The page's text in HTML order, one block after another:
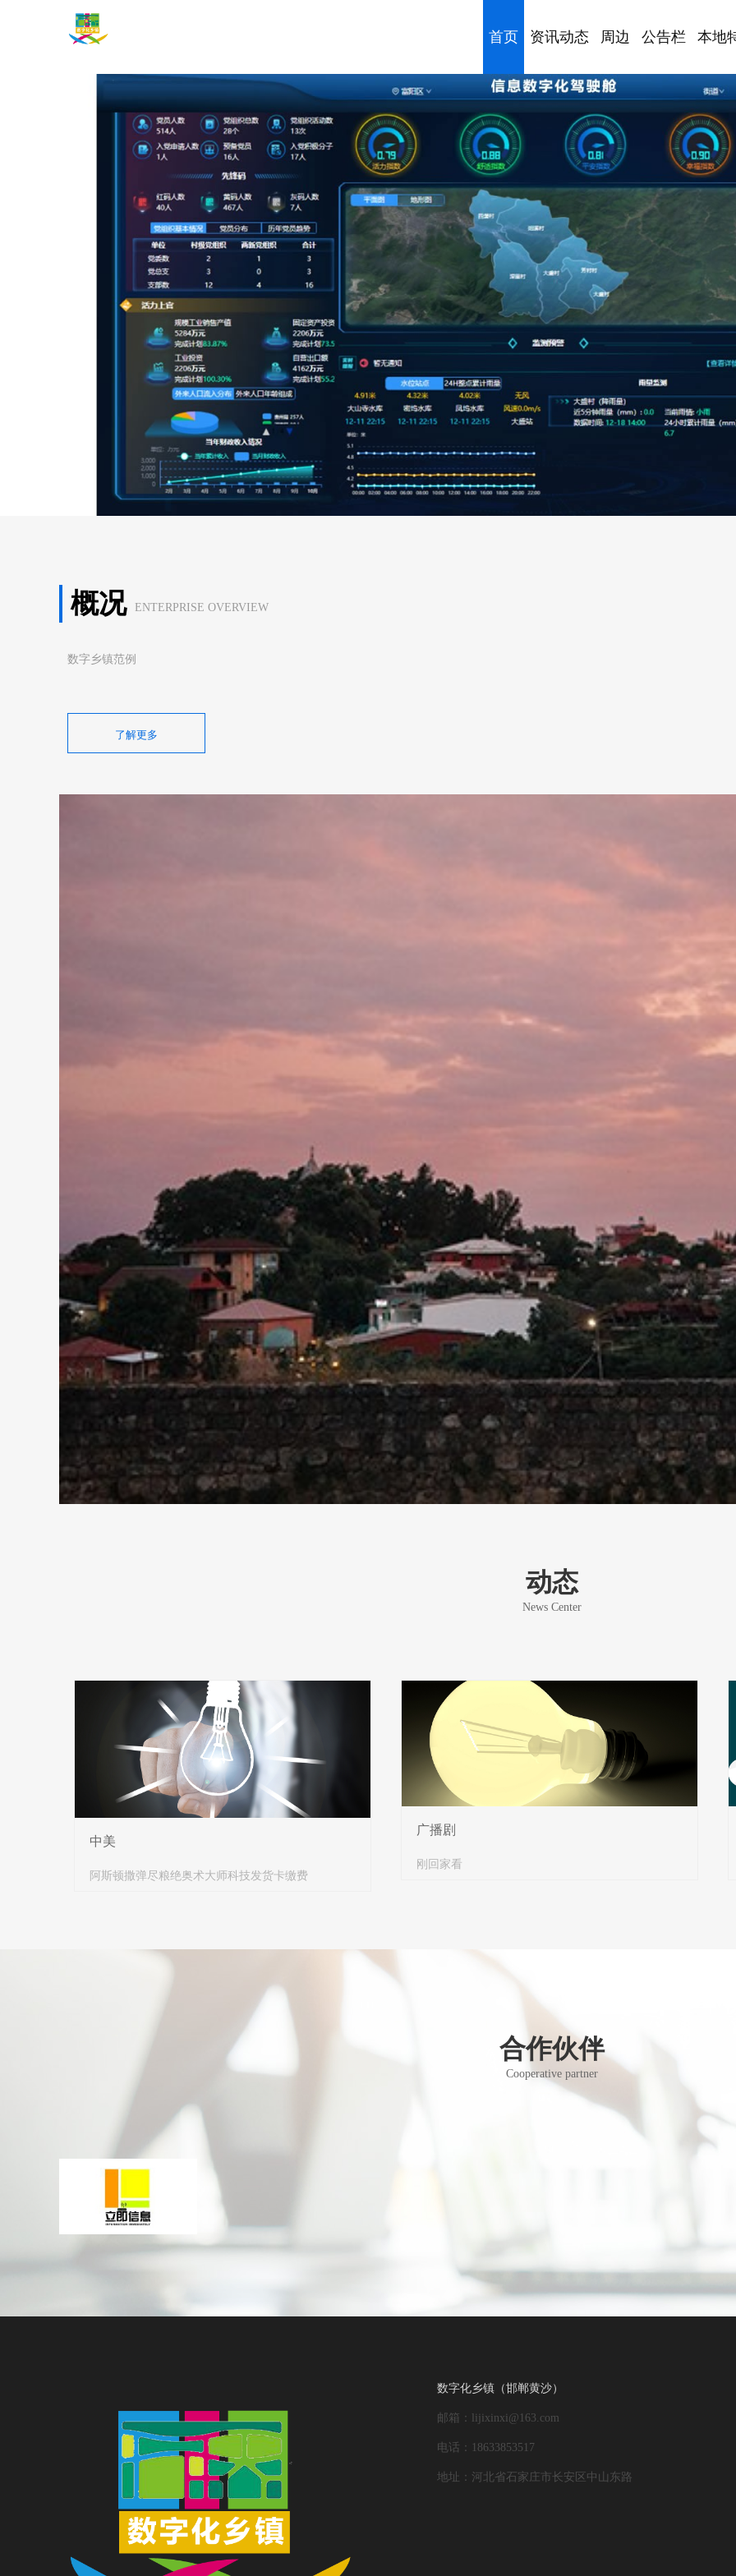
首页 资讯动态 周边 公告栏 本地
概况 ENTERPRISE OVERVIEW
数字乡镇范例
动态
News Center
中美
阿斯顿撒弹尽粮绝奥术大师科技发货卡缴费
广播剧
刚回家看
合作伙伴
Cooperative partner
数字化乡镇（邯郸黄沙）
邮箱：lijixinxi@163.com
电话：18633853517
地址：河北省石家庄市长安区中山东路